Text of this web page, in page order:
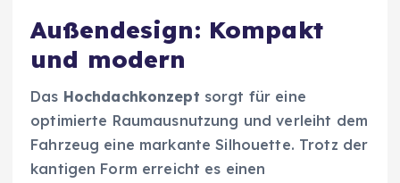
Außendesign: Kompakt
und modern
Das Hochdachkonzept sorgt für eine
optimierte Raumausnutzung und verleiht dem
Fahrzeug eine markante Silhouette. Trotz der
kantigen Form erreicht es einen